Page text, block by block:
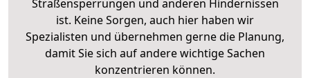
Straßensperrungen und anderen Hindernissen
ist. Keine Sorgen, auch hier haben wir
Spezialisten und übernehmen gerne die Planung,
damit Sie sich auf andere wichtige Sachen
konzentrieren können.